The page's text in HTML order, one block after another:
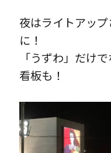
夜はライトアッ
に！
「うずわ」だけ
看板も！